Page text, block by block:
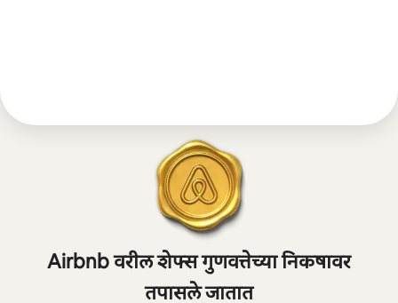
Airbnb वरील शेफ्स गुणवत्तेच्या निकषावर
तपासले जातात